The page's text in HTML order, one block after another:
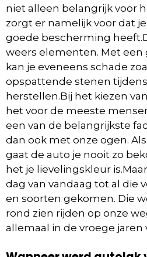
niet alleen belangrijk voor
zorgt er namelijk voor dat
goede bescherming
weers elementen. Met een
kan je eveneens schade
opspattende stenen
herstellen.Bij het kiezen
het voor de meeste
een van de belangrijkste
dan ook met onze ogen.
gaat de auto je nooit zo
het je lievelingskleur
dag van vandaag tot al die
en soorten gekomen. Die
rond zien rijden op onze
allemaal in de vroege jaren